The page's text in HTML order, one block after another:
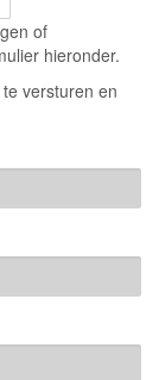
of
hieronder.
versturen en